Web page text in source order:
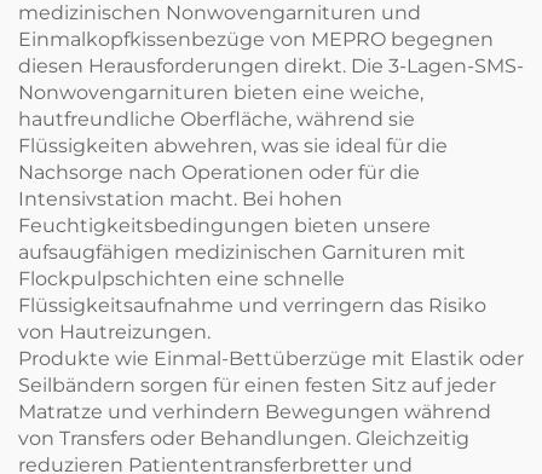
medizinischen Nonwovengarnituren und
Einmalkopfkissenbezüge von MEPRO begegnen
diesen Herausforderungen direkt. Die 3-Lagen-SMS-
Nonwovengarnituren bieten eine weiche,
hautfreundliche Oberfläche, während sie
Flüssigkeiten abwehren, was sie ideal für die
Nachsorge nach Operationen oder für die
Intensivstation macht. Bei hohen
Feuchtigkeitsbedingungen bieten unsere
aufsaugfähigen medizinischen Garnituren mit
Flockpulpschichten eine schnelle
Flüssigkeitsaufnahme und verringern das Risiko
von Hautreizungen.
Produkte wie Einmal-Bettüberzüge mit Elastik oder
Seilbändern sorgen für einen festen Sitz auf jeder
Matratze und verhindern Bewegungen während
von Transfers oder Behandlungen. Gleichzeitig
reduzieren Patiententransferbretter und